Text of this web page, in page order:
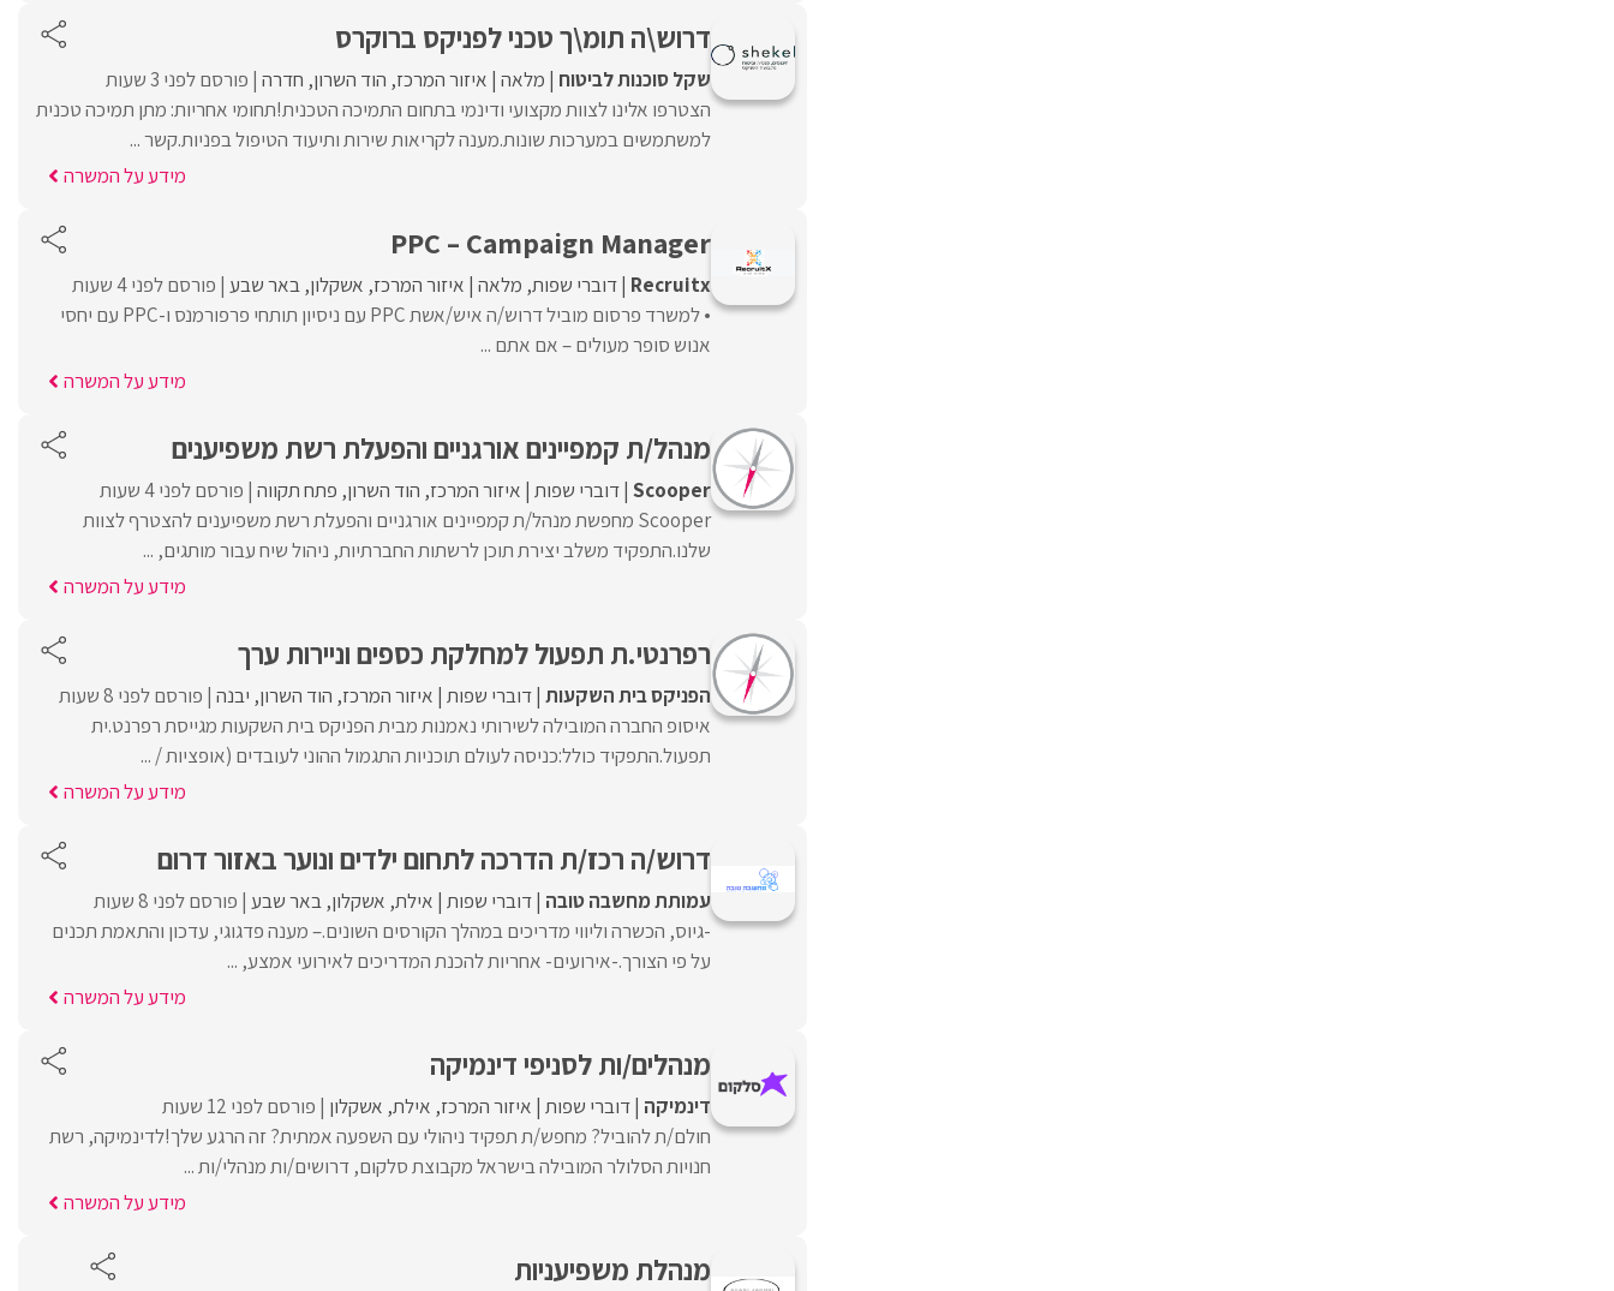
דרוש\ה תומ\ך טכני לפניקס ברוקרס
שקל סוכנות לביטוח מלאה איזור המרכז הוד השרון חדרה פורסם לפני 3 שעות
הצטרפו אלינו לצוות מקצועי ודינמי בתחום התמיכה הטכנית!תחומי אחריות: מתן תמיכה טכנית
למשתמשים במערכות שונות.מענה לקריאות שירות ותיעוד הטיפול בפניות.קשר ...
מידע על המשרה
PPC – Campaign Manager
Recruitx דוברי שפות מלאה איזור המרכז אשקלון באר שבע פורסם לפני 4 שעות
• למשרד פרסום מוביל דרוש/ה איש/אשת PPC עם ניסיון תותחי פרפורמנס ו-PPC עם יחסי
אנוש סופר מעולים – אם אתם ...
מידע על המשרה
מנהל/ת קמפיינים אורגניים והפעלת רשת משפיענים
Scooper דוברי שפות איזור המרכז הוד השרון פתח תקווה פורסם לפני 4 שעות
Scooper מחפשת מנהל/ת קמפיינים אורגניים והפעלת רשת משפיענים להצטרף לצוות
שלנו.התפקיד משלב יצירת תוכן לרשתות החברתיות, ניהול שיח עבור מותגים, ...
מידע על המשרה
רפרנטי.ת תפעול למחלקת כספים וניירות ערך
הפניקס בית השקעות דוברי שפות איזור המרכז הוד השרון יבנה פורסם לפני 8 שעות
איסופ החברה המובילה לשירותי נאמנות מבית הפניקס בית השקעות מגייסת רפרנט.ית
תפעול.התפקיד כולל:כניסה לעולם תוכניות התגמול ההוני לעובדים (אופציות / ...
מידע על המשרה
דרוש/ה רכז/ת הדרכה לתחום ילדים ונוער באזור דרום
עמותת מחשבה טובה דוברי שפות אילת אשקלון באר שבע פורסם לפני 8 שעות
-גיוס, הכשרה וליווי מדריכים במהלך הקורסים השונים.– מענה פדגוגי, עדכון והתאמת תכנים
על פי הצורך.-אירועים- אחריות להכנת המדריכים לאירועי אמצע, ...
מידע על המשרה
מנהלים/ות לסניפי דינמיקה
דינמיקה דוברי שפות איזור המרכז אילת אשקלון פורסם לפני 12 שעות
חולם/ת להוביל? מחפש/ת תפקיד ניהולי עם השפעה אמתית? זה הרגע שלך!לדינמיקה, רשת
חנויות הסלולר המובילה בישראל מקבוצת סלקום, דרושים/ות מנהלי/ות ...
מידע על המשרה
מנהלת משפיעניות